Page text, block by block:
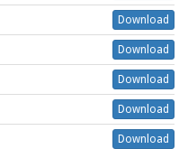
Download
Download
Download
Download
Download